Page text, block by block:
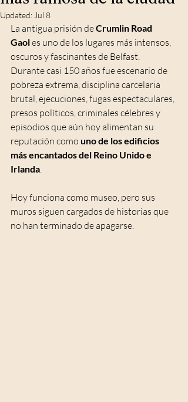
Updated: Jul 8
La antigua prisión de Crumlin Road
Gaol es uno de los lugares más intensos,
oscuros y fascinantes de Belfast.
Durante casi 150 años fue escenario de
pobreza extrema, disciplina carcelaria
brutal, ejecuciones, fugas espectaculares,
presos políticos, criminales célebres y
episodios que aún hoy alimentan su
reputación como uno de los edificios
más encantados del Reino Unido e
Irlanda.
Hoy funciona como museo, pero sus
muros siguen cargados de historias que
no han terminado de apagarse.